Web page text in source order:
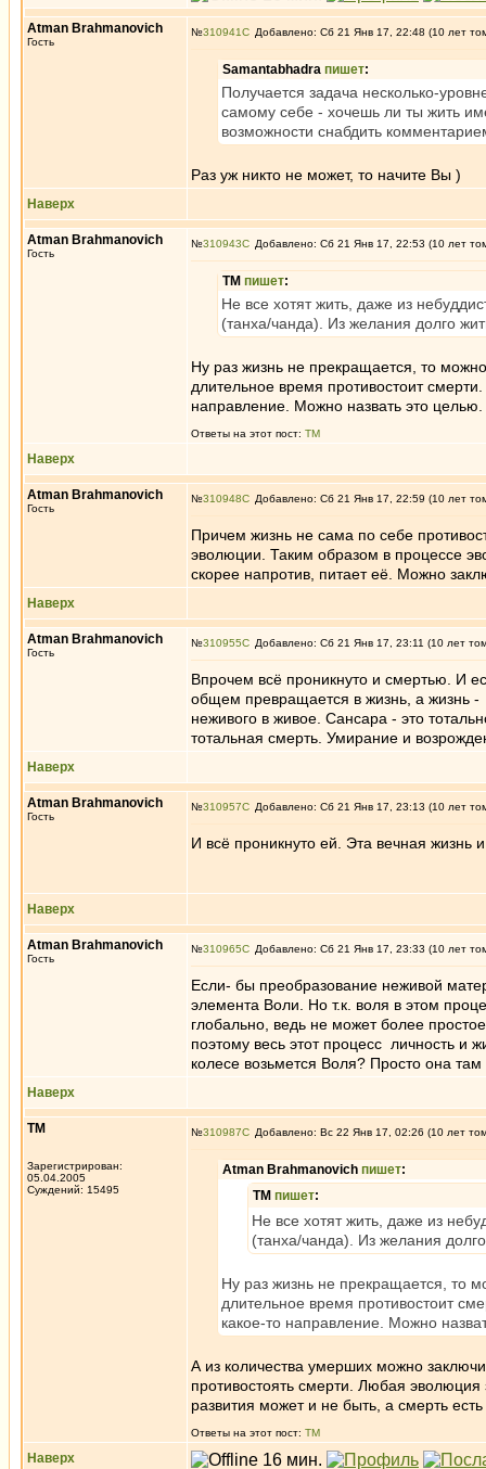
Atman Brahmanovich
Гость
№310941 Добавлено: Сб 21 Янв 17, 22:48 (10 лет
Samantabhadra пишет:
Получается задача несколько-
самому себе - хочешь ли ты жить
возможности снабдить
Раз уж никто не может, то начите Вы )
Наверх
Atman Brahmanovich
Гость
№310943 Добавлено: Сб 21 Янв 17, 22:53 (10 лет
ТМ пишет:
Не все хотят жить, даже из
(танха/чанда). Из желания долго
Ну раз жизнь не прекращается, то
длительное время противостоит
направление. Можно назвать это целью.
Ответы на этот пост: ТМ
Наверх
Atman Brahmanovich
Гость
№310948 Добавлено: Сб 21 Янв 17, 22:59 (10 лет
Причем жизнь не сама по себе
эволюции. Таким образом в процессе
скорее напротив, питает её. Можно
Наверх
Atman Brahmanovich
Гость
№310955 Добавлено: Сб 21 Янв 17, 23:11 (10 лет
Впрочем всё проникнуто и смертью. И
общем превращается в жизнь, а жизнь -
неживого в живое. Сансара - это
тотальная смерть. Умирание и
Наверх
Atman Brahmanovich
Гость
№310957 Добавлено: Сб 21 Янв 17, 23:13 (10 лет
И всё проникнуто ей. Эта вечная жизнь
Наверх
Atman Brahmanovich
Гость
№310965 Добавлено: Сб 21 Янв 17, 23:33 (10 лет
Если- бы преобразование неживой
элемента Воли. Но т.к. воля в этом
глобально, ведь не может более
поэтому весь этот процесс личность и
колесе возьмется Воля? Просто она
Наверх
ТМ
Зарегистрирован:
05.04.2005
Суждений: 15495
№310987 Добавлено: Вс 22 Янв 17, 02:26 (10 лет
Atman Brahmanovich пишет:
ТМ пишет:
Не все хотят жить, даже из
(танха/чанда). Из желания
Ну раз жизнь не прекращается, то
длительное время противостоит
какое-то направление. Можно
А из количества умерших можно
противостоять смерти. Любая
развития может и не быть, а смерть есть
Ответы на этот пост: ТМ
Наверх